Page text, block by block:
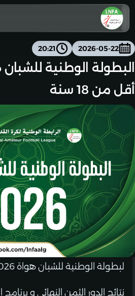
2026-05-22
20:21
أقل من 18 سنة
لبطولة الوطنية للشبان هواة 2026 فئة أقل من 18 سنة